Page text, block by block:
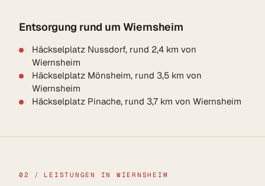
Entsorgung rund um Wiernsheim
Häckselplatz Nussdorf, rund 2,4 km von
Wiernsheim
Häckselplatz Mönsheim, rund 3,5 km von
Wiernsheim
Häckselplatz Pinache, rund 3,7 km von Wiernsheim
02 / LEISTUNGEN IN WIERNSHEIM